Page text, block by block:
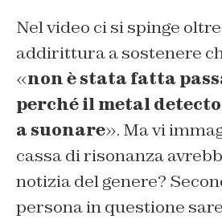
Nel video ci si spinge
addirittura a sostenere
«non è stata fatta
perché il metal
a suonare». Ma vi
cassa di risonanza
notizia del genere?
persona in questione